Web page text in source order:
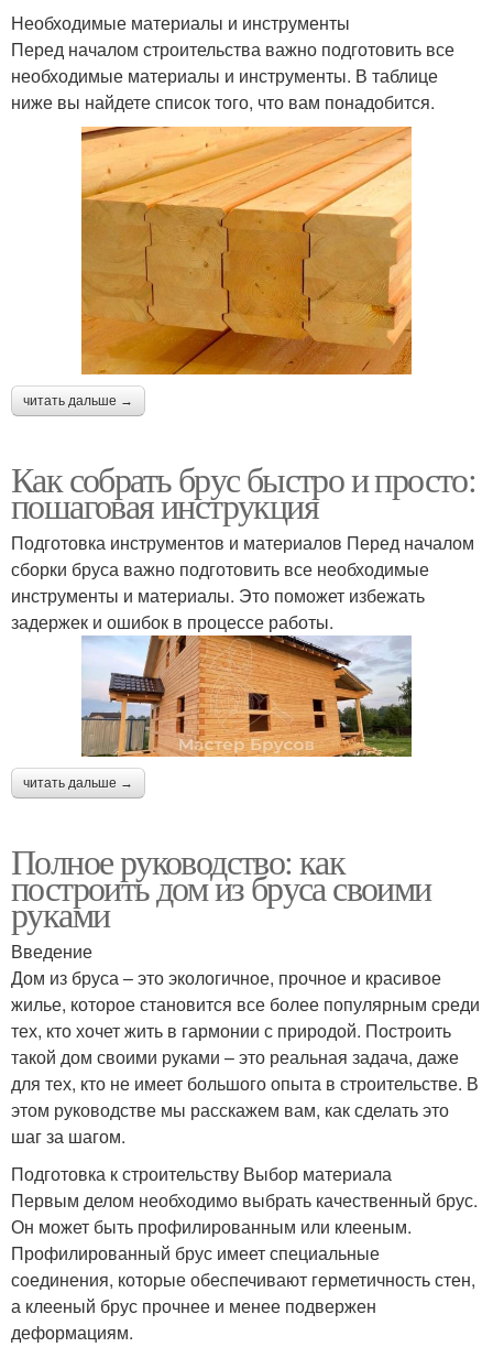
Необходимые материалы и инструменты
Перед началом строительства важно подготовить все
необходимые материалы и инструменты. В таблице
ниже вы найдете список того, что вам понадобится.
читать дальше →
Как собрать брус быстро и просто:
пошаговая инструкция
Подготовка инструментов и материалов Перед началом
сборки бруса важно подготовить все необходимые
инструменты и материалы. Это поможет избежать
задержек и ошибок в процессе работы.
читать дальше →
Полное руководство: как
построить дом из бруса своими
руками
Введение
Дом из бруса – это экологичное, прочное и красивое
жилье, которое становится все более популярным среди
тех, кто хочет жить в гармонии с природой. Построить
такой дом своими руками – это реальная задача, даже
для тех, кто не имеет большого опыта в строительстве. В
этом руководстве мы расскажем вам, как сделать это
шаг за шагом.
Подготовка к строительству Выбор материала
Первым делом необходимо выбрать качественный брус.
Он может быть профилированным или клееным.
Профилированный брус имеет специальные
соединения, которые обеспечивают герметичность стен,
а клееный брус прочнее и менее подвержен
деформациям.